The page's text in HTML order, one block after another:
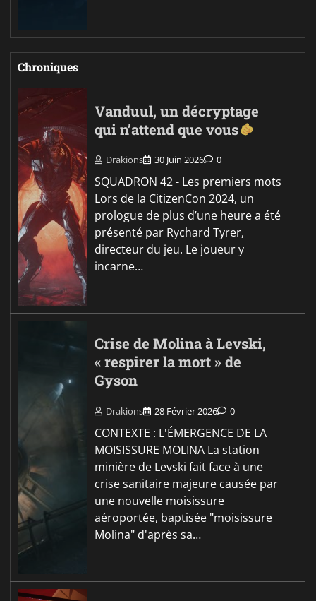
Chroniques
Vanduul, un décryptage
qui n’attend que vous
Drakions 30 Juin 2026 0
SQUADRON 42 - Les premiers mots
Lors de la CitizenCon 2024, un
prologue de plus d’une heure a été
présenté par Rychard Tyrer,
directeur du jeu. Le joueur y
incarne…
Crise de Molina à Levski,
« respirer la mort » de
Gyson
Drakions 28 Février 2026 0
CONTEXTE : L'ÉMERGENCE DE LA
MOISISSURE MOLINA La station
minière de Levski fait face à une
crise sanitaire majeure causée par
une nouvelle moisissure
aéroportée, baptisée "moisissure
Molina" d'après sa…